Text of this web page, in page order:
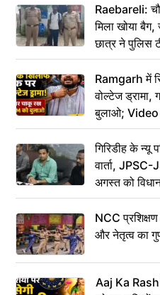
Raebareli:
मिला खोया
छात्र ने पुलिस
Ramgarh में
वोल्टेज ड्रामा,
बुलाओ; Video
गिरिडीह के न्यू
वार्ता,
अगस्त को
NCC
और नेतृत्व का
Aaj Ka